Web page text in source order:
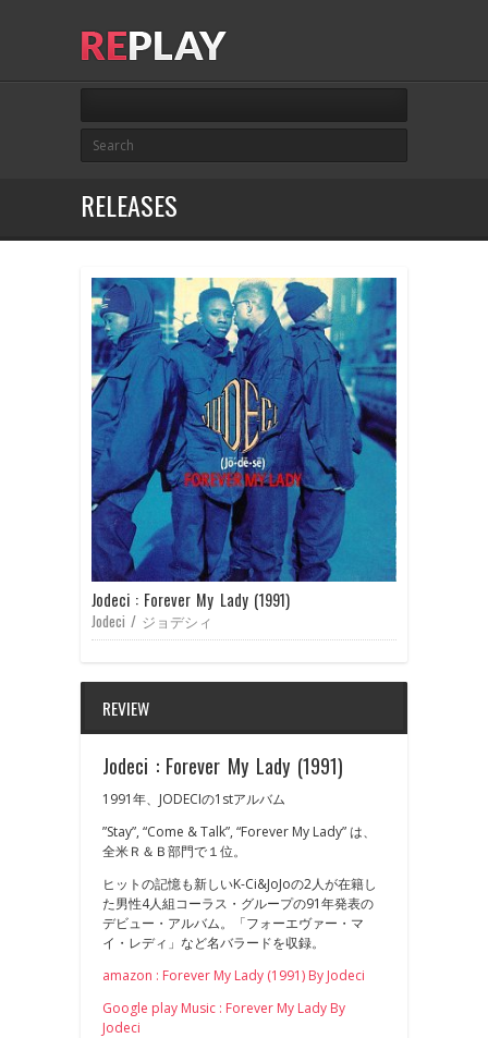
RELEASES
Jodeci : Forever My Lady (1991)
Jodeci / ジョデシィ
REVIEW
Jodeci : Forever My Lady (1991)
1991年、JODECIの1stアルバム
”Stay”, “Come & Talk”, “Forever My Lady” は、
全米Ｒ＆Ｂ部門で１位。
ヒットの記憶も新しいK-Ci&JoJoの2人が在籍し
た男性4人組コーラス・グループの91年発表の
デビュー・アルバム。「フォーエヴァー・マ
イ・レディ」など名バラードを収録。
amazon : Forever My Lady (1991) By Jodeci
Google play Music : Forever My Lady By
Jodeci